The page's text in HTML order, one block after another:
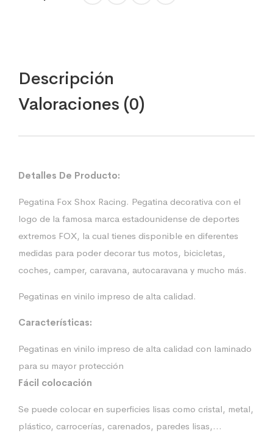
Descripción
Valoraciones (0)
Detalles De Producto:
Pegatina Fox Shox Racing. Pegatina decorativa con el
logo de la famosa marca estadounidense de deportes
extremos FOX, la cual tienes disponible en diferentes
medidas para poder decorar tus motos, bicicletas,
coches, camper, caravana, autocaravana y mucho más.
Pegatinas en vinilo impreso de alta calidad.
Características:
Pegatinas en vinilo impreso de alta calidad con laminado
para su mayor protección
Fácil colocación
Se puede colocar en superficies lisas como cristal, metal,
plástico, carrocerías, carenados, paredes lisas,…